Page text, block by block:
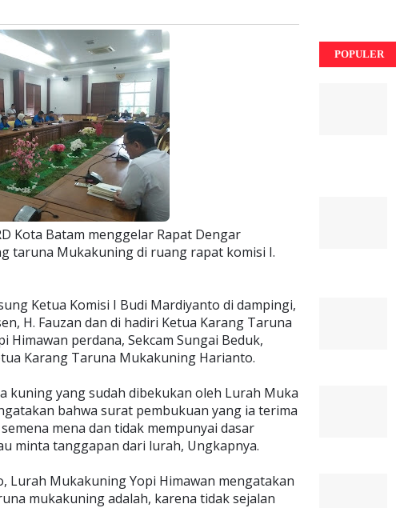
Kota Batam menggelar Rapat Dengar
taruna Mukakuning di ruang rapat komisi I.
Ketua Komisi I Budi Mardiyanto di dampingi,
H. Fauzan dan di hadiri Ketua Karang Taruna
Himawan perdana, Sekcam Sungai Beduk,
Karang Taruna Mukakuning Harianto.
kuning yang sudah dibekukan oleh Lurah Muka
bahwa surat pembukuan yang ia terima
mena dan tidak mempunyai dasar
minta tanggapan dari lurah, Ungkapnya.
Lurah Mukakuning Yopi Himawan mengatakan
mukakuning adalah, karena tidak sejalan
POPULER